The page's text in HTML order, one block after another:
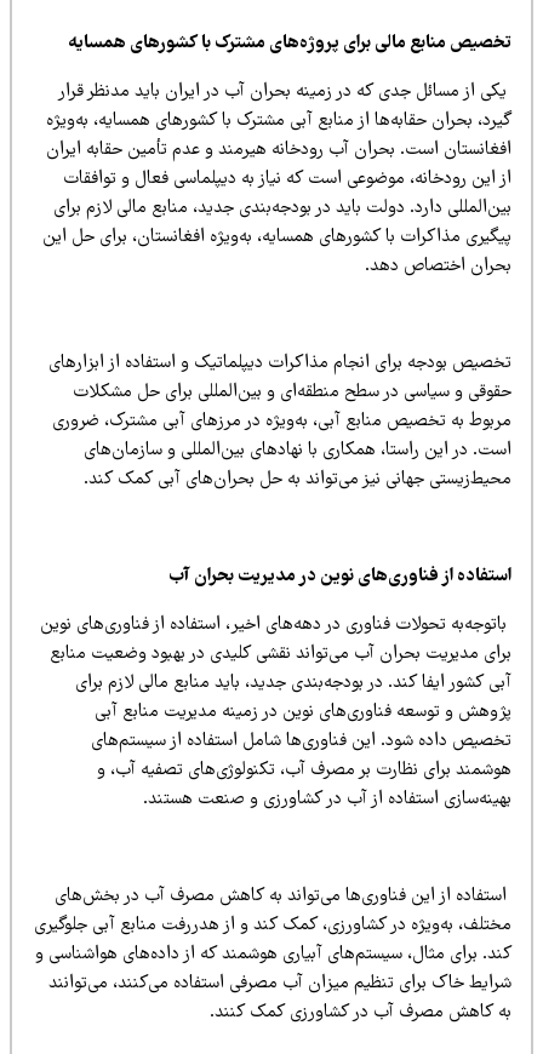
منابع مالی برای پروژه‌های مشترک با کشورهای همسایه
از مسائل جدی که در زمینه بحران آب در ایران باید مدنظر قرار
بحران حقابه‌ها از منابع آبی مشترک با کشورهای همسایه، به‌ویژه
است. بحران آب رودخانه هیرمند و عدم تأمین حقابه ایران
این رودخانه، موضوعی است که نیاز به دیپلماسی فعال و توافقات
دارد. دولت باید در بودجه‌بندی جدید، منابع مالی لازم برای
مذاکرات با کشورهای همسایه، به‌ویژه افغانستان، برای حل این
اختصاص دهد.
بودجه برای انجام مذاکرات دیپلماتیک و استفاده از ابزارهای
و سیاسی در سطح منطقه‌ای و بین‌المللی برای حل مشکلات
به تخصیص منابع آبی، به‌ویژه در مرزهای آبی مشترک، ضروری
در این راستا، همکاری با نهادهای بین‌المللی و سازمان‌های
جهانی نیز می‌تواند به حل بحران‌های آبی کمک کند.
از فناوری‌های نوین در مدیریت بحران آب
تحولات فناوری در دهه‌های اخیر، استفاده از فناوری‌های نوین
مدیریت بحران آب می‌تواند نقشی کلیدی در بهبود وضعیت منابع
کشور ایفا کند. در بودجه‌بندی جدید، باید منابع مالی لازم برای
و توسعه فناوری‌های نوین در زمینه مدیریت منابع آبی
داده شود. این فناوری‌ها شامل استفاده از سیستم‌های
برای نظارت بر مصرف آب، تکنولوژی‌های تصفیه آب، و
استفاده از آب در کشاورزی و صنعت هستند.
از این فناوری‌ها می‌تواند به کاهش مصرف آب در بخش‌های
به‌ویژه در کشاورزی، کمک کندو از هدررفت منابع آبی جلوگیری
برای مثال، سیستم‌های آبیاری هوشمند که از داده‌های هواشناسی و
خاک برای تنظیم میزان آب مصرفی استفاده می‌کنند، می‌توانند
کاهش مصرف آب در کشاورزی کمک کنند.